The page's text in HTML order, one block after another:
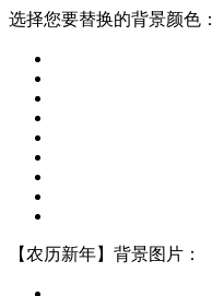
选择您要替换的背景颜色：
【农历新年】背景图片：